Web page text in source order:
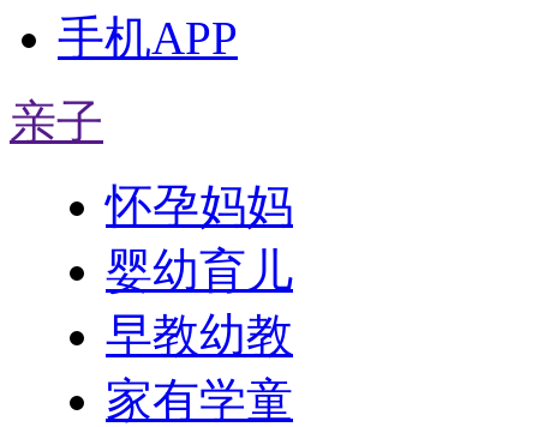
手机APP
亲子
怀孕妈妈
婴幼育儿
早教幼教
家有学童